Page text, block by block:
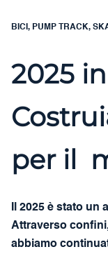
BICI , PUMP TRACK,
2025
per il
Il 2025 è stato
Attraverso
abbiamo